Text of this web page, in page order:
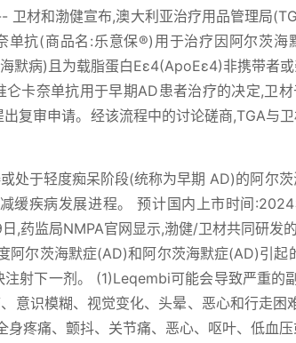
材和渤健宣布,澳大利亚治疗用品管理局
单抗(商品名:乐意保®)用于治疗因阿尔茨海
默病)且为载脂蛋白Eε4(ApoEε4)非携带者
卡奈单抗用于早期AD患者治疗的决定,卫
复审申请。经该流程中的讨论磋商,TGA与
处于轻度痴呆阶段(统称为早期 AD)的阿尔
缓疾病发展进程。 预计国内上市时间
,药监局NMPA官网显示,渤健/卫材共同研发
尔茨海默症(AD)和阿尔茨海默症(AD)引起
射下一剂。 (1)Leqembi可能会导致严重的
意识模糊、视觉变化、头晕、恶心和行走
身疼痛、颤抖、关节痛、恶心、呕叶、低血